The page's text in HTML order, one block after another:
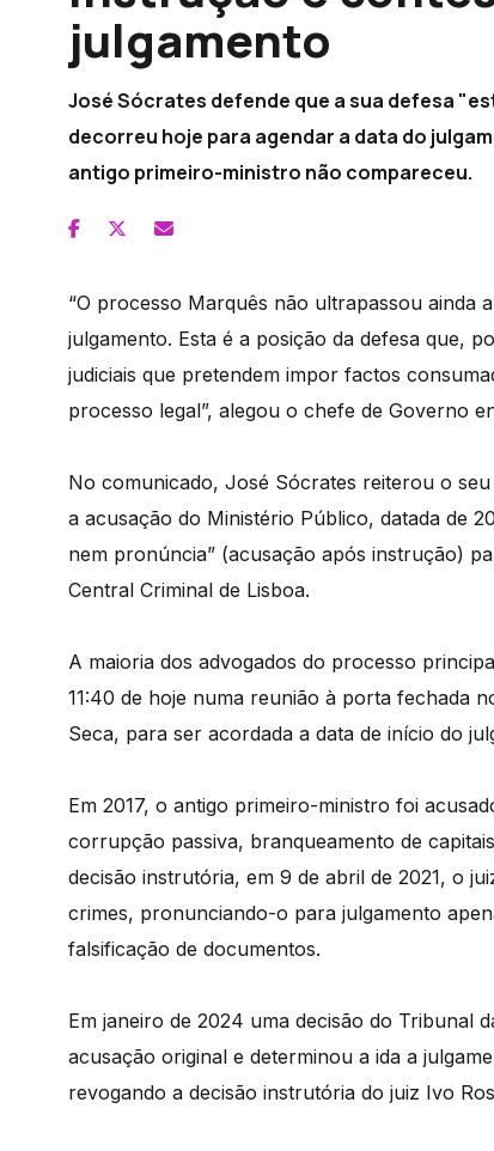
julgamento
José Sócrates defende que a sua defesa
decorreu hoje para agendar a data do
antigo primeiro-ministro não compareceu.
“O processo Marquês não ultrapassou ainda
julgamento. Esta é a posição da defesa que,
judiciais que pretendem impor factos
processo legal”, alegou o chefe de Governo
No comunicado, José Sócrates reiterou o
a acusação do Ministério Público, datada de
nem pronúncia” (acusação após instrução)
Central Criminal de Lisboa.
A maioria dos advogados do processo
11:40 de hoje numa reunião à porta fechada
Seca, para ser acordada a data de início do
Em 2017, o antigo primeiro-ministro foi
corrupção passiva, branqueamento de
decisão instrutória, em 9 de abril de 2021, o
crimes, pronunciando-o para julgamento
falsificação de documentos.
Em janeiro de 2024 uma decisão do Tribunal
acusação original e determinou a ida a
revogando a decisão instrutória do juiz Ivo